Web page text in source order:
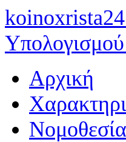
Αρχική